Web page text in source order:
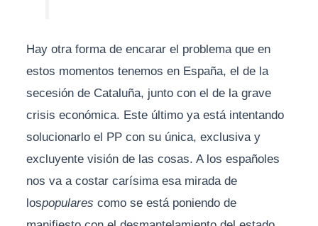
Hay otra forma de encarar el problema que en
estos momentos tenemos en España, el de la
secesión de Cataluña, junto con el de la grave
crisis económica. Este último ya está intentando
solucionarlo el PP con su única, exclusiva y
excluyente visión de las cosas. A los españoles
nos va a costar carísima esa mirada de
lospopulares como se está poniendo de